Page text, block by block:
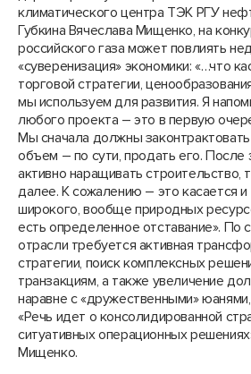
климатического центра ТЭК РГУ
Губкина Вячеслава Мищенко, на
российского газа может повлиять
«суверенизация» экономики: «…что
торговой стратегии,
мы используем для развития. Я
любого проекта – это в первую
Мы сначала должны
объем – по сути, продать его.
активно наращивать строительство,
далее. К сожалению – это касается
широкого, вообще природных
есть определенное отставание». По
отрасли требуется активная
стратегии, поиск комплексных
транзакциям, а также увеличение
наравне с «дружественными»
«Речь идет о консолидированной
ситуативных операционных
Мищенко.